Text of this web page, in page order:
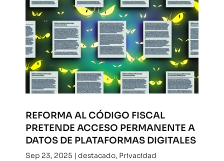
REFORMA AL CÓDIGO FISCAL
PRETENDE ACCESO PERMANENTE A
DATOS DE PLATAFORMAS DIGITALES
Sep 23, 2025 | destacado, Privacidad